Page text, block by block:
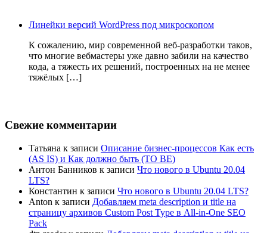
Линейки версий WordPress под микроскопом
К сожалению, мир современной веб-разработки таков,
что многие вебмастеры уже давно забили на качество
кода, а тяжесть их решений, построенных на не менее
тяжёлых […]
Свежие комментарии
Татьяна к записи Описание бизнес-процессов Как есть
(AS IS) и Как должно быть (TO BE)
Антон Банников к записи Что нового в Ubuntu 20.04
LTS?
Константин к записи Что нового в Ubuntu 20.04 LTS?
Anton к записи Добавляем meta description и title на
страницу архивов Custom Post Type в All-in-One SEO
Pack